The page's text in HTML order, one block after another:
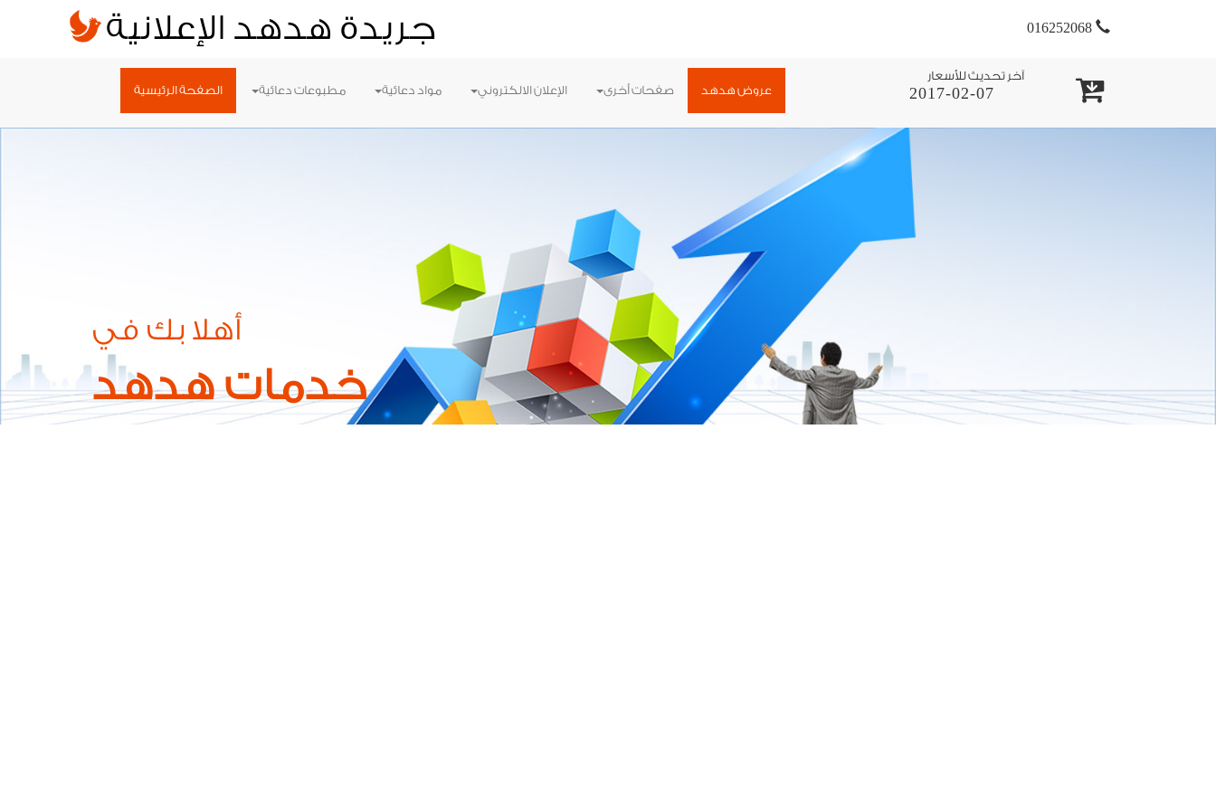
جريدة هدهد الإعلانية 016252068
الصفحة الرئيسية مطبوعات دعائية مواد دعائية الإعلان الالكتروني صفحات أخرى عروض هدهد
آخر تحديث للأسعار
2017-02-07
أهلا بك في
خدمات هدهد